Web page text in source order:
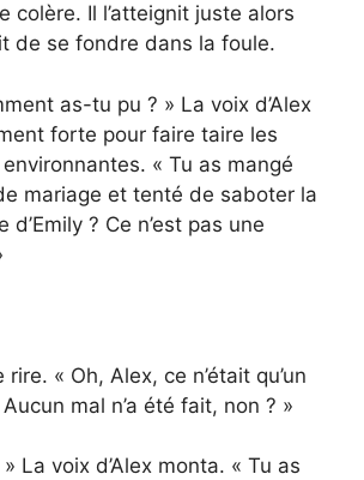
colère. Il l’atteignit juste alors
de se fondre dans la foule.
as-tu pu ? » La voix d’Alex
forte pour faire taire les
« Tu as mangé
mariage et tenté de saboter la
d’Emily ? Ce n’est pas une
« Oh, Alex, ce n’était qu’un
mal n’a été fait, non ? »
La voix d’Alex monta. « Tu as